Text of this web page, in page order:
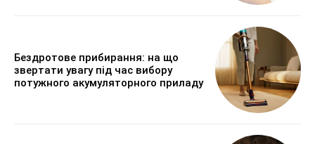
Бездротове прибирання: на що
звертати увагу під час вибору
потужного акумуляторного приладу